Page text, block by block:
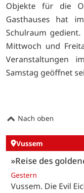
Objekte für die
Gasthauses hat
Schulraum
Mittwoch und
Veranstaltungen
Samstag geöffnet
Nach oben
Vussem
»Reise des
Gestern
Vussem. Die Evil